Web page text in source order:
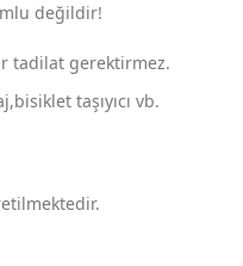
değildir!
tadilat gerektirmez.
taşıyıcı vb.